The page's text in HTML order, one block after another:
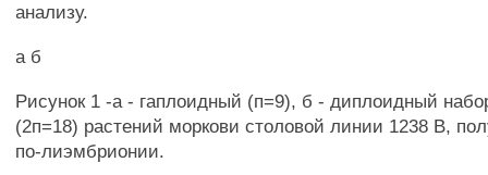
анализу.
а б
Рисунок 1 -а - гаплоидный (п=9), б - диплоидный
(2п=18) растений моркови столовой линии 1238 В,
по-лиэмбрионии.